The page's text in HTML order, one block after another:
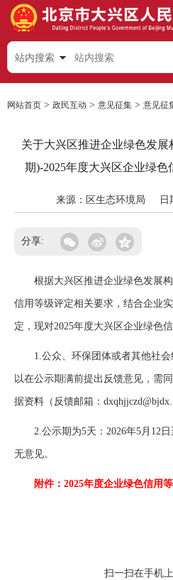
站内搜索
网站首页 > 政民互动 > 意见征集 > 意见征
关于大兴区推进企业绿色发
期)-2025年度大兴区企业绿
来源：区生态环境局 日
分享:
根据大兴区推进企业绿色发展构
信用等级评定相关要求，结合企业
定，现对2025年度大兴区企业绿色
1.公众、环保团体或者其他社会
以在公示期满前提出反馈意见，需
据资料（反馈邮箱：
2.公示期为5天：2026年5月12日
无意见。
附件：2025年度企业绿色信用
扫一扫在手机